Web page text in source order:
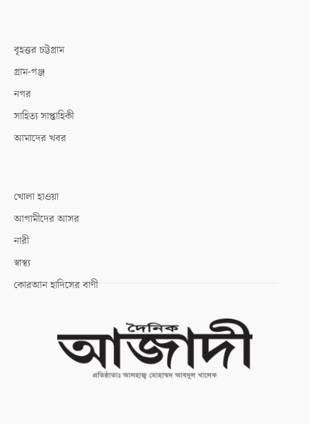
বৃহত্তর চট্টগ্রাম
গ্রাম-গঞ্জ
নগর
সাহিত্য সাপ্তাহিকী
আমাদের খবর
খোলা হাওয়া
আগামীদের আসর
নারী
স্বাস্থ্য
কোরআন হাদিসের বাণী